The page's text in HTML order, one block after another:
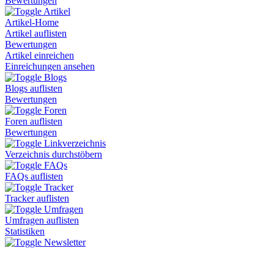
Artikel
Artikel-Home
Artikel auflisten
Bewertungen
Artikel einreichen
Einreichungen ansehen
Blogs
Blogs auflisten
Bewertungen
Foren
Foren auflisten
Bewertungen
Linkverzeichnis
Verzeichnis durchstöbern
FAQs
FAQs auflisten
Tracker
Tracker auflisten
Umfragen
Umfragen auflisten
Statistiken
Newsletter